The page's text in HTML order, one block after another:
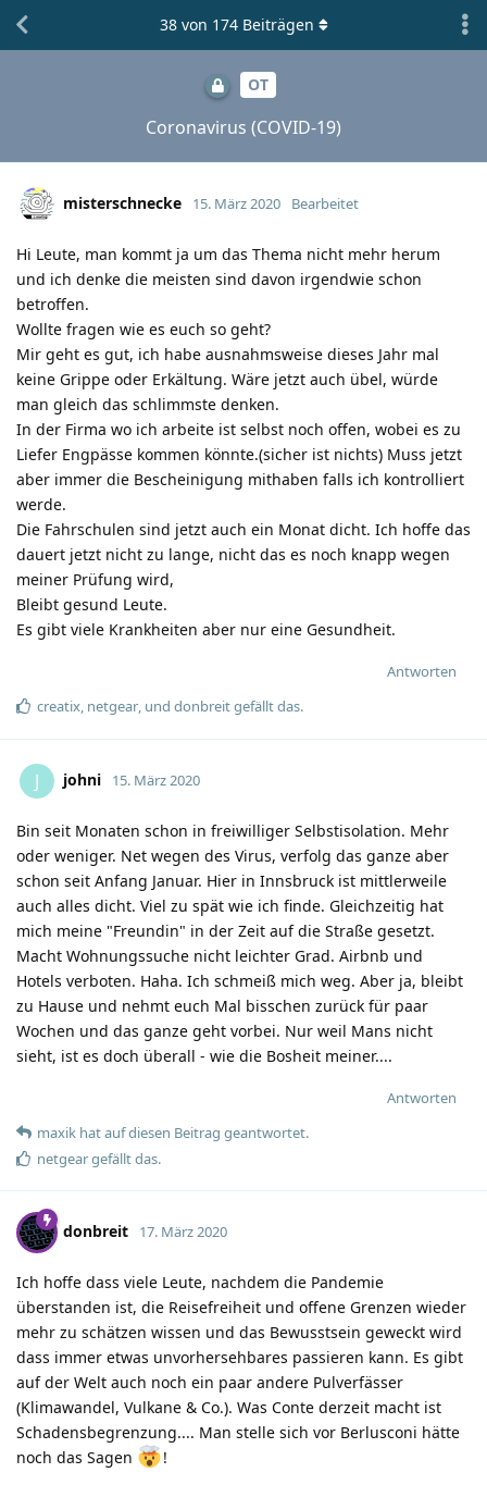
OT
Coronavirus (COVID-19)
38von 174Beiträgen
misterschnecke 15. März 2020 Bearbeitet
Hi Leute, man kommt ja um das Thema nicht mehr herum
und ich denke die meisten sind davon irgendwie schon
betroffen.
Wollte fragen wie es euch so geht?
Mir geht es gut, ich habe ausnahmsweise dieses Jahr mal
keine Grippe oder Erkältung. Wäre jetzt auch übel, würde
man gleich das schlimmste denken.
In der Firma wo ich arbeite ist selbst noch offen, wobei es zu
Liefer Engpässe kommen könnte.(sicher ist nichts) Muss jetzt
aber immer die Bescheinigung mithaben falls ich kontrolliert
werde.
Die Fahrschulen sind jetzt auch ein Monat dicht. Ich hoffe das
dauert jetzt nicht zu lange, nicht das es noch knapp wegen
meiner Prüfung wird,
Bleibt gesund Leute.
Es gibt viele Krankheiten aber nur eine Gesundheit.
Antworten
creatix, netgear, und donbreitgefällt das.
J johni 15. März 2020
Bin seit Monaten schon in freiwilliger Selbstisolation. Mehr
oder weniger. Net wegen des Virus, verfolg das ganze aber
schon seit Anfang Januar. Hier in Innsbruck ist mittlerweile
auch alles dicht. Viel zu spät wie ich finde. Gleichzeitig hat
mich meine "Freundin" in der Zeit auf die Straße gesetzt.
Macht Wohnungssuche nicht leichter Grad. Airbnb und
Hotels verboten. Haha. Ich schmeiß mich weg. Aber ja, bleibt
zu Hause und nehmt euch Mal bisschen zurück für paar
Wochen und das ganze geht vorbei. Nur weil Mans nicht
sieht, ist es doch überall - wie die Bosheit meiner....
Antworten
maxik hatauf diesen Beitrag geantwortet.
netgeargefällt das.
donbreit 17. März 2020
Ich hoffe dass viele Leute, nachdem die Pandemie
überstanden ist, die Reisefreiheit und offene Grenzen wieder
mehr zu schätzen wissen und das Bewusstsein geweckt wird
dass immer etwas unvorhersehbares passieren kann. Es gibt
auf der Welt auch noch ein paar andere Pulverfässer
(Klimawandel, Vulkane & Co.). Was Conte derzeit macht ist
Schadensbegrenzung.... Man stelle sich vor Berlusconi hätte
noch das Sagen
!